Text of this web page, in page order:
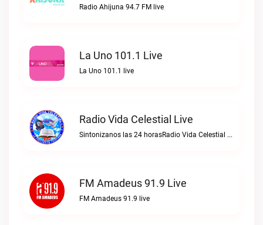
Radio Ahijuna 94.7 FM live
La Uno 101.1 Live
La Uno 101.1 live
Radio Vida Celestial Live
Sintonizanos las 24 horasRadio Vida Celestial live
FM Amadeus 91.9 Live
FM Amadeus 91.9 live